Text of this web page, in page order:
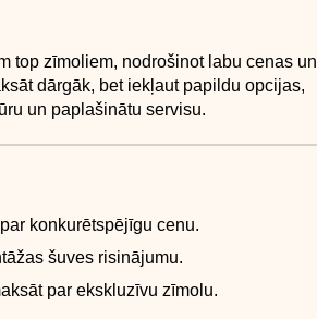
top zīmoliem, nodrošinot labu cenas un
dārgāk, bet iekļaut papildu opcijas,
un paplašinātu servisu.
konkurētspējīgu cenu.
šuves risinājumu.
par ekskluzīvu zīmolu.